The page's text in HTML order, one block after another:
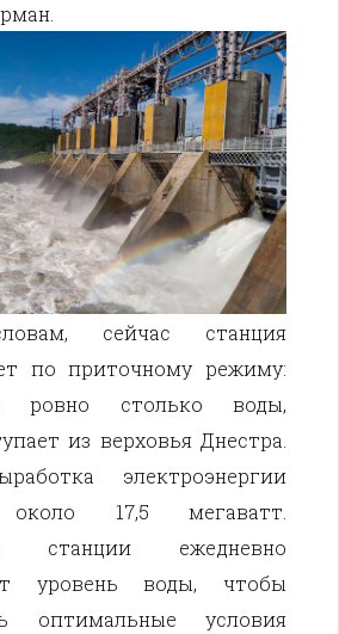
сейчас станция
по приточному режиму:
ровно столько воды,
из верховья Днестра.
электроэнергии
около 17,5 мегаватт.
станции ежедневно
уровень воды, чтобы
оптимальные условия